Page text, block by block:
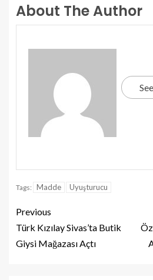
About The Author
Tags: Madde Uyuşturucu
Previous
Türk Kızılay Sivas’ta Butik
Giysi Mağazası Açtı